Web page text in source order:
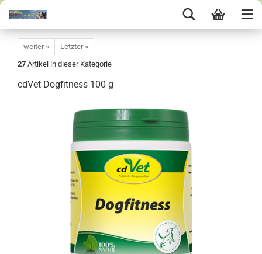
weiter »
Letzter »
27 Artikel in dieser Kategorie
cdVet Dogfitness 100 g